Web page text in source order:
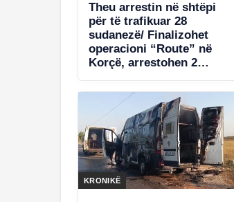
Theu arrestin në shtëpi
për të trafikuar 28
sudanezë/ Finalizohet
operacioni “Route” në
Korçë, arrestohen 2
6500 euro
KRONIKË